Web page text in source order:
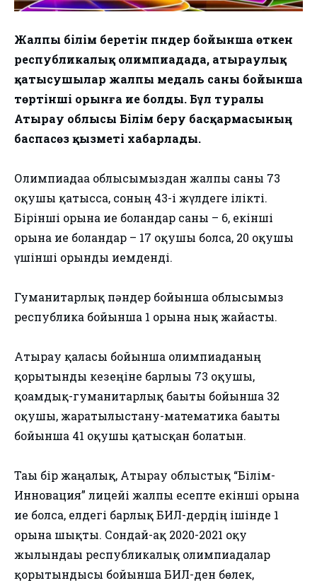
Жалпы білім беретін пәндер бойынша өткен
республикалық олимпиадада, атыраулық
қатысушылар жалпы медаль саны бойынша
төртінші орынға ие болды. Бұл туралы
Атырау облысы Білім беру басқармасының
баспасөз қызметі хабарлады.
Олимпиадаға облысымыздан жалпы саны 73
оқушы қатысса, соның 43-і жүлдеге ілікті.
Бірінші орынға ие болғандар саны – 6, екінші
орынға ие болғандар – 17 оқушы болса, 20 оқушы
үшінші орынды иемденді.
Гуманитарлық пәндер бойынша облысымыз
республика бойынша 1 орынға нық жайғасты.
Атырау қаласы бойынша олимпиаданың
қорытынды кезеңіне барлығы 73 оқушы,
қоғамдық-гуманитарлық бағыты бойынша 32
оқушы, жаратылыстану-математика бағыты
бойынша 41 оқушы қатысқан болатын.
Тағы бір жаңалық, Атырау облыстық “Білім-
Инновация” лицейі жалпы есепте екінші орынға
ие болса, елдегі барлық БИЛ-дердің ішінде 1
орынға шықты. Сондай-ақ 2020-2021 оқу
жылындағы республикалық олимпиадалар
қорытындысы бойынша БИЛ-ден бөлек,